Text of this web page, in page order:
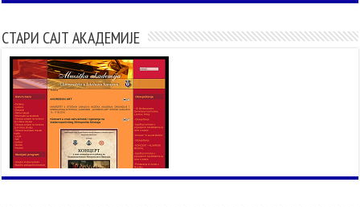
СТАРИ САЈТ АКАДЕМИЈЕ